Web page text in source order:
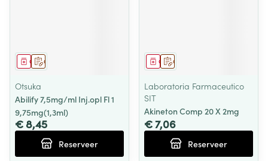
Op voorschrift
Geneesmiddel
Otsuka
Abilify 7,5mg/ml Inj.opl Fl 1
9,75mg(1,3ml)
€ 8,45
Reserveer
Op voorschrift
Geneesmiddel
Laboratoria Farmaceutico
SIT
Akineton Comp 20 X 2mg
€ 7,06
Reserveer